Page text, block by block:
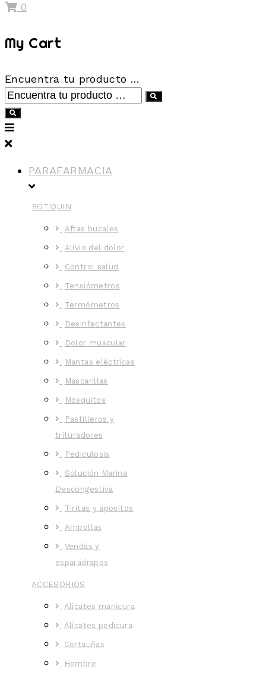
0
My Cart
Encuentra tu producto …
PARAFARMACIA
BOTIQUIN
Aftas bucales
Alivio del dolor
Control salud
Tensiómetros
Termómetros
Desinfectantes
Dolor muscular
Mantas eléctricas
Mascarillas
Mosquitos
Pastilleros y
trituradores
Pediculosis
Solución Marina
Descongestiva
Tiritas y apositos
Ampollas
Vendas y
esparadrapos
ACCESORIOS
Alicates manicura
Alicates pedicura
Cortauñas
Hombre